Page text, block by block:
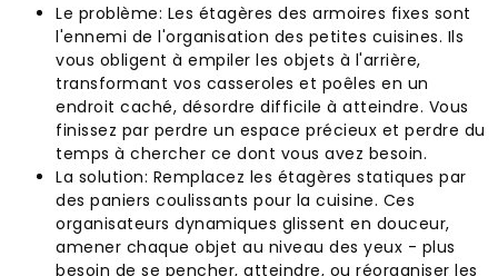
Le problème: Les étagères des armoires fixes sont
l'ennemi de l'organisation des petites cuisines. Ils
vous obligent à empiler les objets à l'arrière,
transformant vos casseroles et poêles en un
endroit caché, désordre difficile à atteindre. Vous
finissez par perdre un espace précieux et perdre du
temps à chercher ce dont vous avez besoin.
La solution: Remplacez les étagères statiques par
des paniers coulissants pour la cuisine. Ces
organisateurs dynamiques glissent en douceur,
amener chaque objet au niveau des yeux - plus
besoin de se pencher, atteindre, ou réorganiser les